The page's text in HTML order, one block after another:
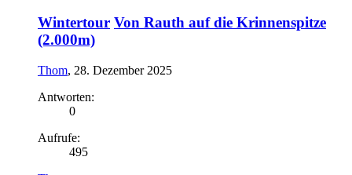
Wintertour Von Rauth auf die Krinnenspitze
(2.000m)
Thom, 28. Dezember 2025
Antworten:
0
Aufrufe:
495